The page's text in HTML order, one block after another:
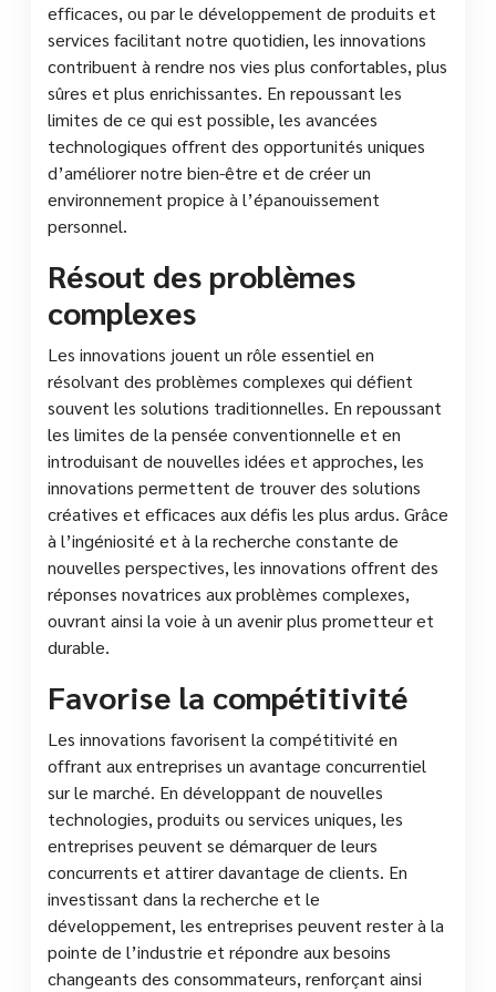
efficaces, ou par le développement de produits et
services facilitant notre quotidien, les innovations
contribuent à rendre nos vies plus confortables, plus
sûres et plus enrichissantes. En repoussant les
limites de ce qui est possible, les avancées
technologiques offrent des opportunités uniques
d’améliorer notre bien-être et de créer un
environnement propice à l’épanouissement
personnel.
Résout des problèmes
complexes
Les innovations jouent un rôle essentiel en
résolvant des problèmes complexes qui défient
souvent les solutions traditionnelles. En repoussant
les limites de la pensée conventionnelle et en
introduisant de nouvelles idées et approches, les
innovations permettent de trouver des solutions
créatives et efficaces aux défis les plus ardus. Grâce
à l’ingéniosité et à la recherche constante de
nouvelles perspectives, les innovations offrent des
réponses novatrices aux problèmes complexes,
ouvrant ainsi la voie à un avenir plus prometteur et
durable.
Favorise la compétitivité
Les innovations favorisent la compétitivité en
offrant aux entreprises un avantage concurrentiel
sur le marché. En développant de nouvelles
technologies, produits ou services uniques, les
entreprises peuvent se démarquer de leurs
concurrents et attirer davantage de clients. En
investissant dans la recherche et le
développement, les entreprises peuvent rester à la
pointe de l’industrie et répondre aux besoins
changeants des consommateurs, renforçant ainsi